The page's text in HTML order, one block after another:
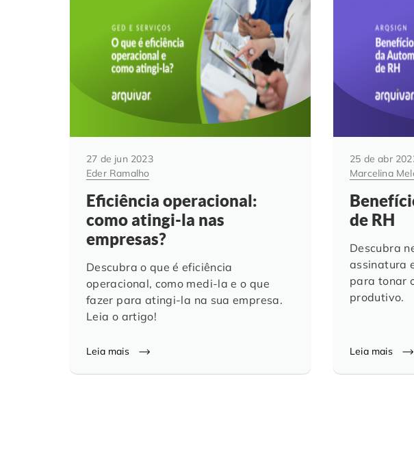
27 de jun 2023
Eder Ramalho
Eficiência operacional:
como atingi-la nas
empresas?
Descubra o que é eficiência
operacional, como medi-la e o que
fazer para atingi-la na sua empresa.
Leia o artigo!
Leia mais
25 de abr
Marcelina
de RH
Descubra
assinatura
para tonar
produtivo.
Leia mais